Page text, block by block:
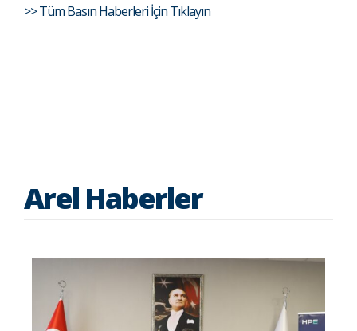
>> Tüm Basın Haberleri İçin Tıklayın
Arel Haberler